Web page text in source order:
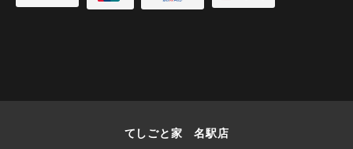
てしごと家 名駅店